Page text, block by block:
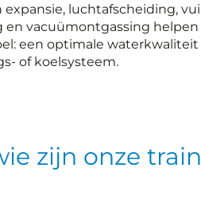
expansie, luchtafscheiding,
en vacuümontgassing
een optimale
of koelsysteem.
zijn onze